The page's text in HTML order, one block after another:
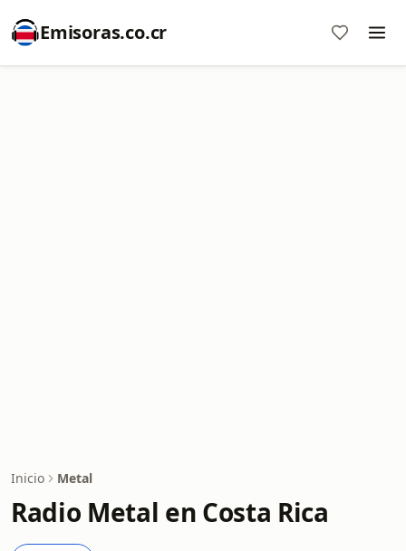
Emisoras.co.cr
Inicio Metal
Radio Metal en Costa Rica